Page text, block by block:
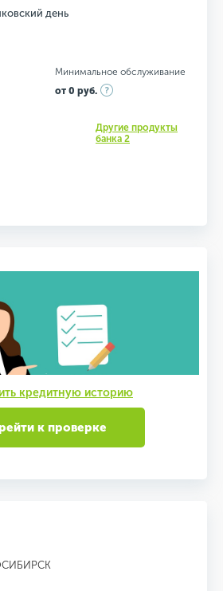
день
Минимальное обслуживание
от 0 руб.
Другие продукты
банка 2
кредитную историю
к проверке